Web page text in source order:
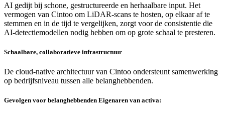
AI gedijt bij schone, gestructureerde en herhaalbare input. Het
vermogen van Cintoo om LiDAR-scans te hosten, op elkaar af te
stemmen en in de tijd te vergelijken, zorgt voor de consistentie die
AI-detectiemodellen nodig hebben om op grote schaal te presteren.
Schaalbare, collaboratieve infrastructuur
De cloud-native architectuur van Cintoo ondersteunt samenwerking
op bedrijfsniveau tussen alle belanghebbenden.
Gevolgen voor belanghebbenden Eigenaren van activa: